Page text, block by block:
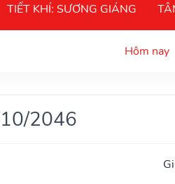
TIẾT KHÍ: SƯƠNG GIÁNG
Hôm nay
2046